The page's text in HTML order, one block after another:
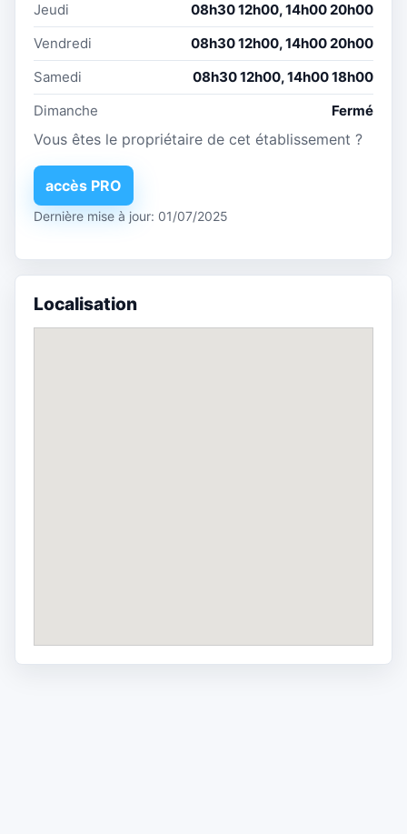
Jeudi
08h30 12h00, 14h00 20h00
Vendredi
08h30 12h00, 14h00 20h00
Samedi
08h30 12h00, 14h00 18h00
Dimanche
Fermé
Vous êtes le propriétaire de cet établissement ?
accès PRO
Dernière mise à jour: 01/07/2025
Localisation